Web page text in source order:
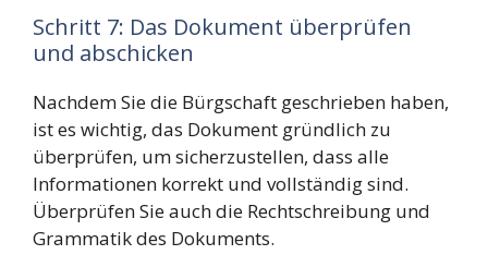
Schritt 7: Das Dokument überprüfen
und abschicken
Nachdem Sie die Bürgschaft geschrieben haben,
ist es wichtig, das Dokument gründlich zu
überprüfen, um sicherzustellen, dass alle
Informationen korrekt und vollständig sind.
Überprüfen Sie auch die Rechtschreibung und
Grammatik des Dokuments.